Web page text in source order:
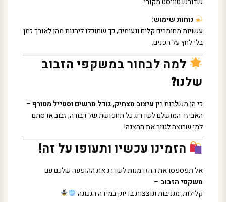
נוחות שימוש:
עשויות מחומרים קלים ונעימים, כך שתוכלו ליהנות מהן לאורך זמן
בלי לחץ על הפנים.
למה לבחור במשקפי הזבוב
שלנו?
כי הן משלבות ביןעיצוב מצחיק, גודל מרשים וסטייל מטורף –
האביזר המושלם לשדרוג כל תחפושת של דבורה, זבוב או סתם
למי שרוצה לגנוב את ההצגה!
הזמינו עכשיו ותעופו על זה!
אל תפספסו את ההזדמנות לשדרג את ההופעה שלכם עם
משקפי הזבוב –
קלילות, מגניבות ונוצצות בדיוק במידה הנכונה